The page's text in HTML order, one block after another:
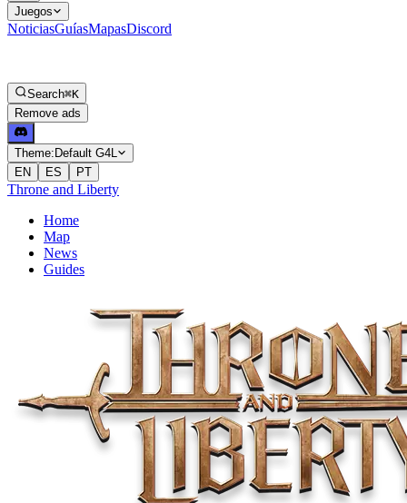
Juegos
NoticiasGuíasMapasDiscord
Search⌘K
Remove ads
Theme: Default G4L
EN
ES PT
Throne and Liberty
Home
Map
News
Guides